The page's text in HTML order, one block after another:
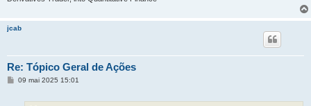
jcab
Re: Tópico Geral de Ações
M09 mai 2025 15:01